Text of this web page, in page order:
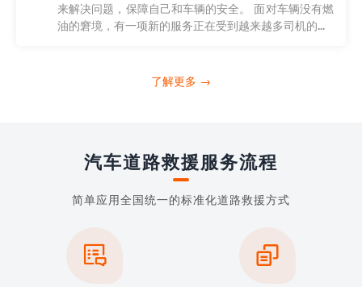
来解决问题，保障自己和车辆的安全。 面对车辆没有燃
油的窘境，有一项新的服务正在受到越来越多司机的...
了解更多 →
汽车道路救援服务流程
简单应用全国统一的标准化道路救援方式
 